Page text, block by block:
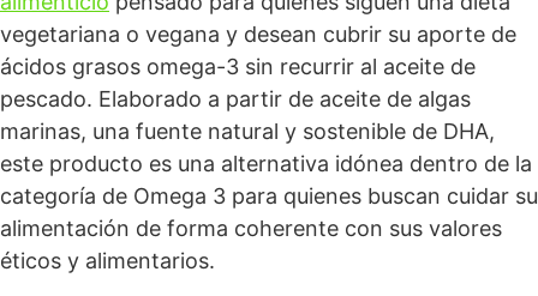
vegetariana o vegana y desean cubrir su aporte de
ácidos grasos omega-3 sin recurrir al aceite de
pescado. Elaborado a partir de aceite de algas
marinas, una fuente natural y sostenible de DHA,
este producto es una alternativa idónea dentro de la
categoría de Omega 3 para quienes buscan cuidar su
alimentación de forma coherente con sus valores
éticos y alimentarios.